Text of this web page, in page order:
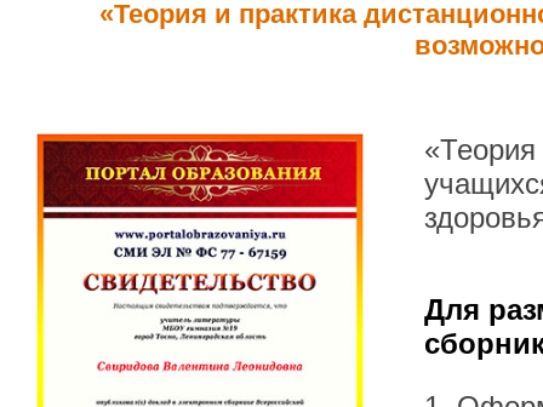
«Теория и практика
«Теория
Для